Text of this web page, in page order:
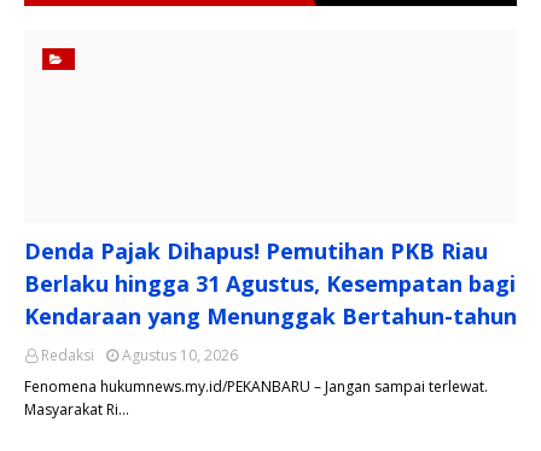
Denda Pajak Dihapus! Pemutihan PKB Riau
Berlaku hingga 31 Agustus, Kesempatan bagi
Kendaraan yang Menunggak Bertahun-tahun
Redaksi
Agustus 10, 2026
Fenomena hukumnews.my.id/PEKANBARU – Jangan sampai terlewat.
Masyarakat Ri…